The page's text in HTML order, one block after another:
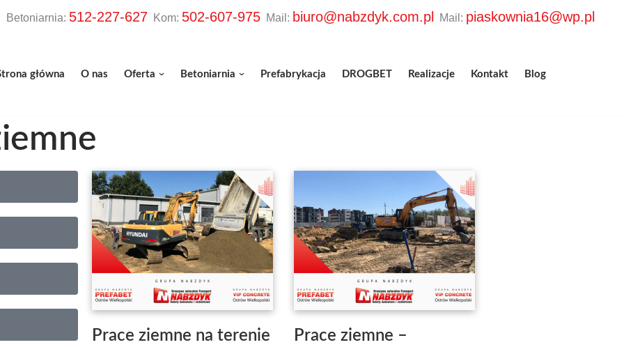
512-227-627 Kom: 502-607-975 Mail: biuro@nabzdyk.com.pl Mail: piaskownia16@wp.pl
główna O nas Oferta Betoniarnia Prefabrykacja DROGBET Realizacje Kontakt Blog
Prace ziemne na terenie
Prace ziemne –